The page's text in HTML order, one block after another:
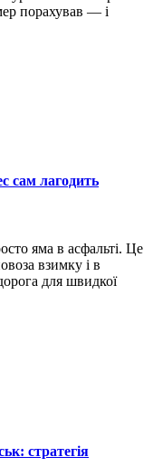
порахував — і
сам лагодить
яма в асфальті. Це
взимку і в
для швидкої
стратегія